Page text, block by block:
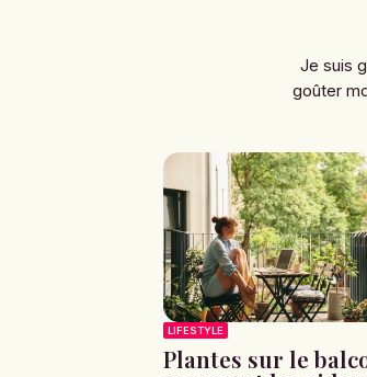
Je suis
goûter
LIFESTYLE
Plantes sur le